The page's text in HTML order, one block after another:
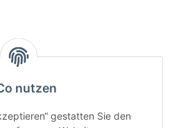
nutzen
gestatten Sie den